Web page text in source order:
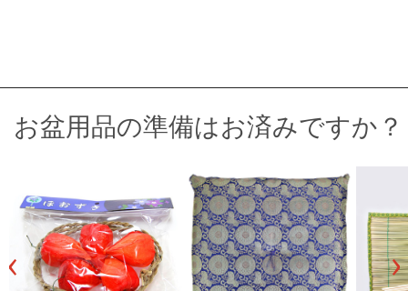
お盆用品の準備はお済みですか？
‹ ›